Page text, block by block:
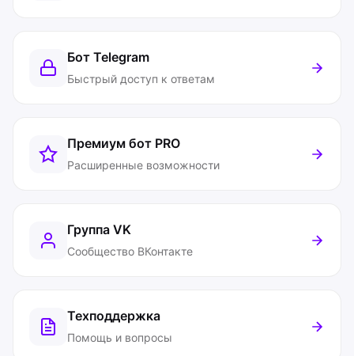
Бот Telegram
Быстрый доступ к ответам
Премиум бот PRO
Расширенные возможности
Группа VK
Сообщество ВКонтакте
Техподдержка
Помощь и вопросы